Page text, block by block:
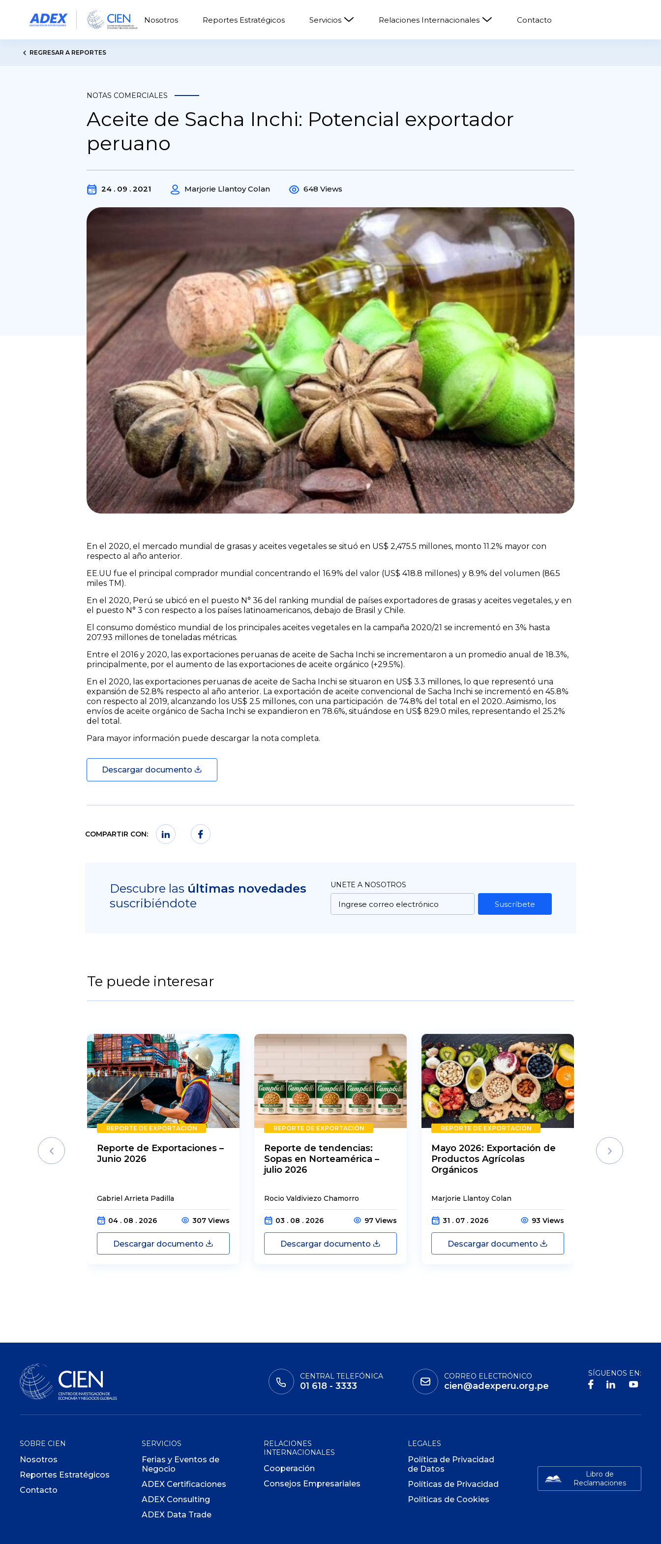
Nosotros Reportes Estratégicos Servicios Relaciones Internacionales Contacto
REGRESAR A REPORTES
NOTAS COMERCIALES
Aceite de Sacha Inchi: Potencial exportador
peruano
24 . 09 . 2021 Marjorie Llantoy Colan 648 Views
En el 2020, el mercado mundial de grasas y aceites vegetales se situó en US$ 2,475.5 millones, monto 11.2% mayor con
respecto al año anterior.
EE.UU fue el principal comprador mundial concentrando el 16.9% del valor (US$ 418.8 millones) y 8.9% del volumen (86.5
miles TM).
En el 2020, Perú se ubicó en el puesto N° 36 del ranking mundial de países exportadores de grasas y aceites vegetales, y en
el puesto N° 3 con respecto a los países latinoamericanos, debajo de Brasil y Chile.
El consumo doméstico mundial de los principales aceites vegetales en la campaña 2020/21 se incrementó en 3% hasta
207.93 millones de toneladas métricas.
Entre el 2016 y 2020, las exportaciones peruanas de aceite de Sacha Inchi se incrementaron a un promedio anual de 18.3%,
principalmente, por el aumento de las exportaciones de aceite orgánico (+29.5%).
En el 2020, las exportaciones peruanas de aceite de Sacha Inchi se situaron en US$ 3.3 millones, lo que representó una
expansión de 52.8% respecto al año anterior. La exportación de aceite convencional de Sacha Inchi se incrementó en 45.8%
con respecto al 2019, alcanzando los US$ 2.5 millones, con una participación de 74.8% del total en el 2020..Asimismo, los
envíos de aceite orgánico de Sacha Inchi se expandieron en 78.6%, situándose en US$ 829.0 miles, representando el 25.2%
del total.
Para mayor información puede descargar la nota completa.
Descargar documento
COMPARTIR CON:
Descubre las últimas novedades
suscribiéndote
UNETE A NOSOTROS
Suscríbete
Te puede interesar
REPORTE DE EXPORTACIÓN
Reporte de Exportaciones –
Junio 2026
Gabriel Arrieta Padilla
04 . 08 . 2026 307 Views
Descargar documento
REPORTE DE EXPORTACIÓN
Reporte de tendencias:
Sopas en Norteamérica –
julio 2026
Rocio Valdiviezo Chamorro
03 . 08 . 2026 97 Views
Descargar documento
REPORTE DE EXPORTACIÓN
Mayo 2026: Exportación de
Productos Agrícolas
Orgánicos
Marjorie Llantoy Colan
31 . 07 . 2026 93 Views
Descargar documento
Rechazos
Semestre
CENTRAL TELEFÓNICA
01 618 - 3333
CORREO ELECTRÓNICO
cien@adexperu.org.pe
SÍGUENOS EN:
SOBRE CIEN
Nosotros
Reportes Estratégicos
Contacto
SERVICIOS
Ferias y Eventos de
Negocio
ADEX Certificaciones
ADEX Consulting
ADEX Data Trade
RELACIONES
INTERNACIONALES
Cooperación
Consejos Empresariales
LEGALES
Política de Privacidad
de Datos
Políticas de Privacidad
Políticas de Cookies
Libro de
Reclamaciones